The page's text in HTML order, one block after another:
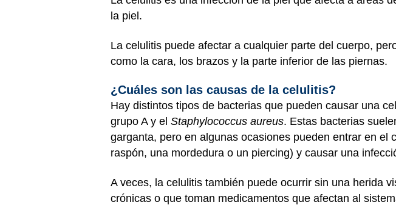
la piel.
La celulitis puede afectar a cualquier parte del cuerpo,
como la cara, los brazos y la parte inferior de las piernas.
¿Cuáles son las causas de la celulitis?
Hay distintos tipos de bacterias que pueden causar una
grupo A y el Staphylococcus aureus. Estas bacterias
garganta, pero en algunas ocasiones pueden entrar en
raspón, una mordedura o un piercing) y causar una
A veces, la celulitis también puede ocurrir sin una herida
crónicas o que toman medicamentos que afectan al